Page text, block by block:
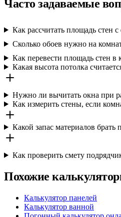
Часто задаваемые
Как рассчитать площадь стен
Сколько обоев нужно на
Как перевести площадь стен в
Какая высота потолка
Нужно ли вычитать окна при
Как измерить стены, если
Какой запас материалов брать
Как проверить смету
Похожие
Калькулятор панелей
Калькулятор ванной